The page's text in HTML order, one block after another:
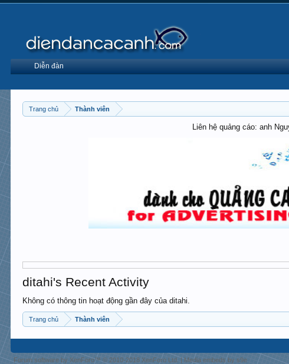
Trang chủ Thành viên
Liên hệ quảng cáo: anh
ditahi's Recent Activity
Không có thông tin hoạt động gần đây của ditahi.
Trang chủ Thành viên
Diễn đàn
Forum software by XenForo™© 2010-2018 XenForo Ltd. | Media embeds by s9e